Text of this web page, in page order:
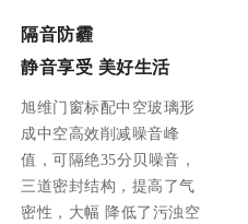
隔音防霾
静音享受 美好生活
旭维门窗标配中空玻璃形
成中空高效削减噪音峰
值，可隔绝35分贝噪音，
三道密封结构，提高了气
密性，大幅 降低了污浊空